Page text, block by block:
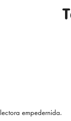
empedernida.